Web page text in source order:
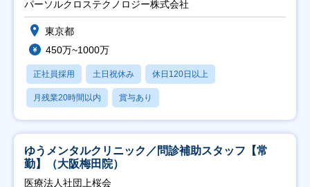
パーソルクロステクノロジー株式会社
東京都
450万~1000万
正社員採用 土日祝休み 休日120日以上
月残業20時間以内 賞与あり
ゆうメンタルクリニック／問診補助スタッフ【常
勤】（大阪梅田院）
医療法人社団上桜会